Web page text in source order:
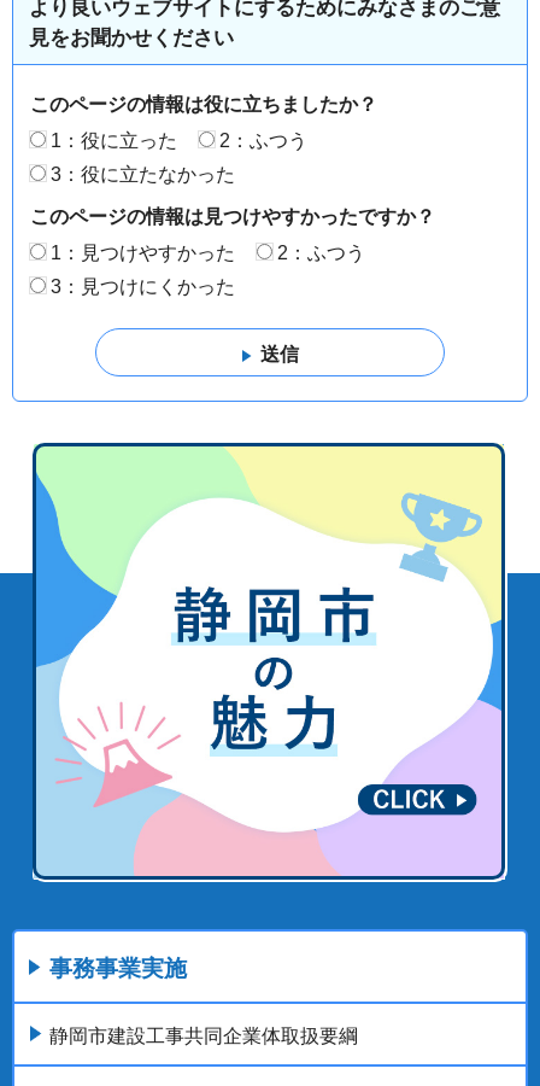
より良いウェブサイトにするためにみなさまのご意
見をお聞かせください
このページの情報は役に立ちましたか？
1：役に立った
2：ふつう
3：役に立たなかった
このページの情報は見つけやすかったですか？
1：見つけやすかった
2：ふつう
3：見つけにくかった
事務事業実施
静岡市建設工事共同企業体取扱要綱